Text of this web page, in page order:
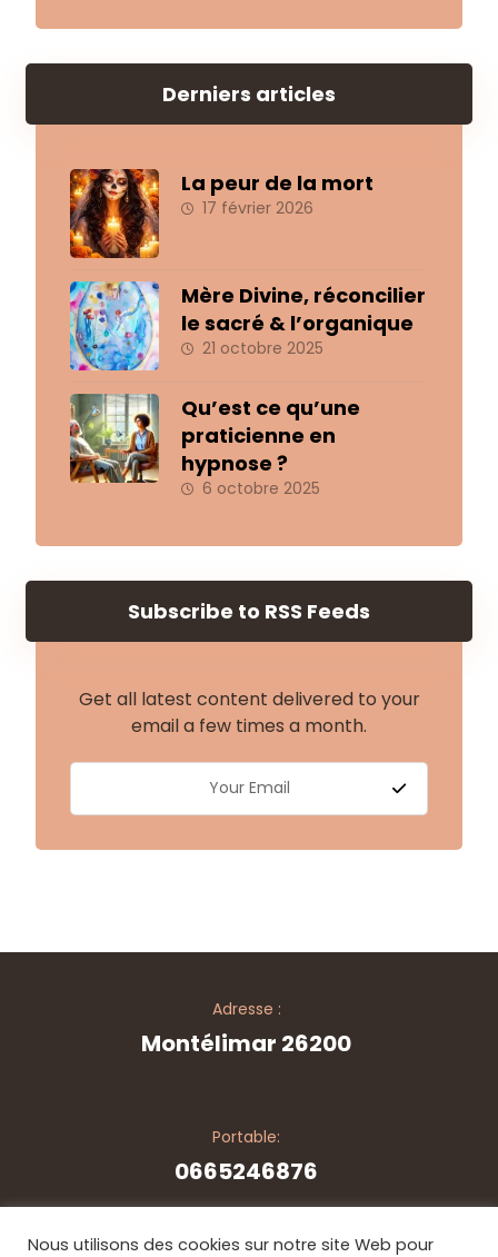
Derniers articles
La peur de la mort
17 février 2026
Mère Divine, réconcilier
le sacré & l’organique
21 octobre 2025
Qu’est ce qu’une
praticienne en
hypnose ?
6 octobre 2025
Subscribe to RSS Feeds
Get all latest content delivered to your
email a few times a month.
Adresse :
Montélimar 26200
Portable:
0665246876
Nous utilisons des cookies sur notre site Web pour